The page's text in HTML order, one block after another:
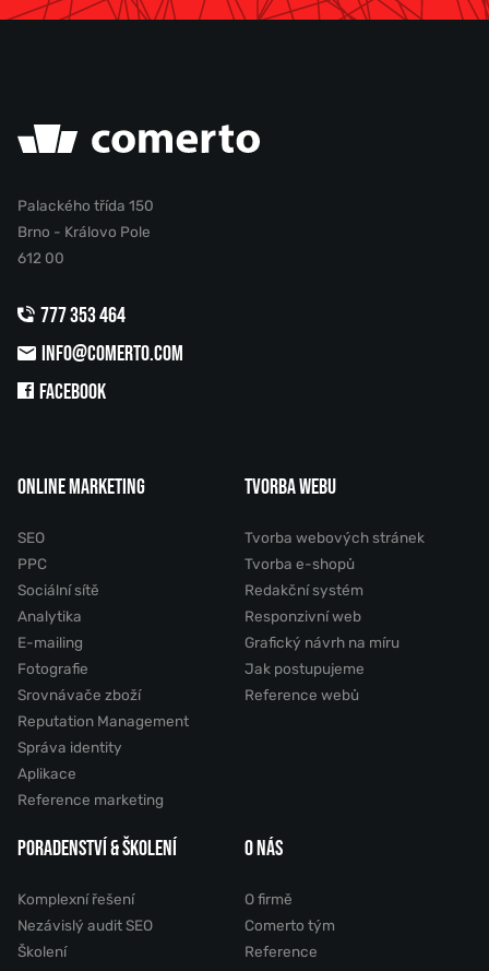
Palackého třída 150
Brno - Královo Pole
612 00
777 353 464
INFO@COMERTO.COM
FACEBOOK
ONLINE MARKETING
SEO
PPC
Sociální sítě
Analytika
E-mailing
Fotografie
Srovnávače zboží
Reputation Management
Správa identity
Aplikace
Reference marketing
TVORBA WEBU
Tvorba webových stránek
Tvorba e-shopů
Redakční systém
Responzivní web
Grafický návrh na míru
Jak postupujeme
Reference webů
PORADENSTVÍ & ŠKOLENÍ
Komplexní řešení
Nezávislý audit SEO
Školení
O NÁS
O firmě
Comerto tým
Reference